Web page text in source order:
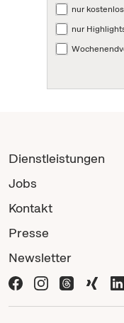
nur kostenlos
nur
Dienstleistungen
Jobs
Kontakt
Presse
Newsletter